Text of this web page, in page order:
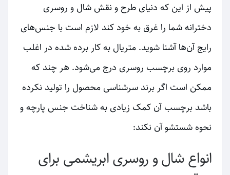
پیش از این که دنیای طرح و نقش شال و روسری
دخترانه شما را غرق به خود کند لازم است با جنس‌های
رایج آن‌ها آشنا شوید. متریال به کار برده شده در اغلب
موارد روی برچسب روسری درج می‌شود. هر چند که
ممکن است اگر برند سرشناسی محصول را تولید نکرده
باشد برچسب آن کمک زیادی به شناخت جنس پارچه و
نحوه شستشو آن نکند:
انواع شال و روسری ابریشمی برای